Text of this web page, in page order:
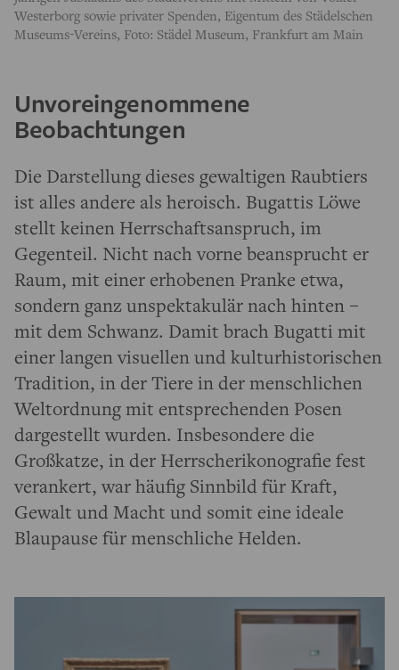
Westerborg sowie privater Spenden, Eigentum des Städelschen
Museums-Vereins, Foto: Städel Museum, Frankfurt am Main
Unvoreingenommene
Beobachtungen
Die Darstellung dieses gewaltigen Raubtiers
ist alles andere als heroisch. Bugattis Löwe
stellt keinen Herrschaftsanspruch, im
Gegenteil. Nicht nach vorne beansprucht er
Raum, mit einer erhobenen Pranke etwa,
sondern ganz unspektakulär nach hinten –
mit dem Schwanz. Damit brach Bugatti mit
einer langen visuellen und kulturhistorischen
Tradition, in der Tiere in der menschlichen
Weltordnung mit entsprechenden Posen
dargestellt wurden. Insbesondere die
Großkatze, in der Herrscherikonografie fest
verankert, war häufig Sinnbild für Kraft,
Gewalt und Macht und somit eine ideale
Blaupause für menschliche Helden.